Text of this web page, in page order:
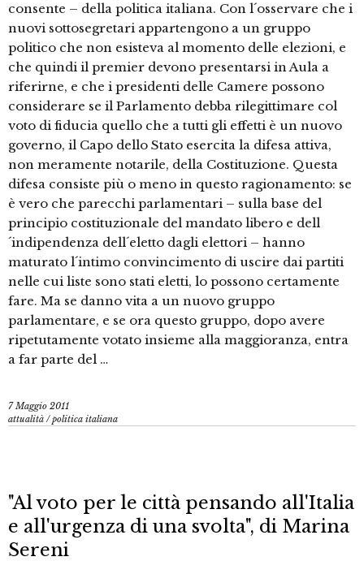
consente – della politica italiana. Con l´osservare che i
nuovi sottosegretari appartengono a un gruppo
politico che non esisteva al momento delle elezioni, e
che quindi il premier devono presentarsi in Aula a
riferirne, e che i presidenti delle Camere possono
considerare se il Parlamento debba rilegittimare col
voto di fiducia quello che a tutti gli effetti è un nuovo
governo, il Capo dello Stato esercita la difesa attiva,
non meramente notarile, della Costituzione. Questa
difesa consiste più o meno in questo ragionamento: se
è vero che parecchi parlamentari – sulla base del
principio costituzionale del mandato libero e dell
´indipendenza dell´eletto dagli elettori – hanno
maturato l´intimo convincimento di uscire dai partiti
nelle cui liste sono stati eletti, lo possono certamente
fare. Ma se danno vita a un nuovo gruppo
parlamentare, e se ora questo gruppo, dopo avere
ripetutamente votato insieme alla maggioranza, entra
a far parte del …
7 Maggio 2011
attualità /politica italiana
"Al voto per le città pensando all'Italia
e all'urgenza di una svolta", di Marina
Sereni